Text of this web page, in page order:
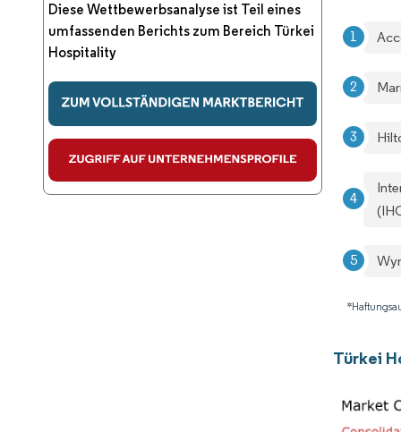
Diese Wettbewerbsanalyse ist Teil eines
umfassenden Berichts zum Bereich Türkei
Hospitality
Türkei